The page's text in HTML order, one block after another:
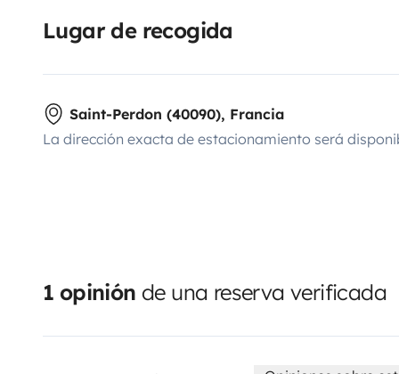
Lugar de recogida
Saint-Perdon (40090), Francia
La dirección exacta de estacionamiento será
1 opinión de una reserva verificada